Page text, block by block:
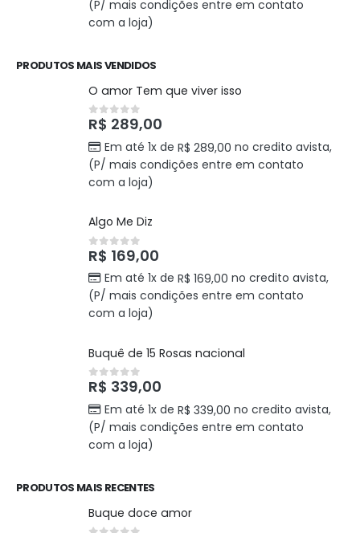
(P/ mais condições entre em contato
com a loja)
PRODUTOS MAIS VENDIDOS
O amor Tem que viver isso
0out of 5
R$ 289,00
Em até 1x de R$ 289,00 no credito avista,
(P/ mais condições entre em contato
com a loja)
Algo Me Diz
0out of 5
R$ 169,00
Em até 1x de R$ 169,00 no credito avista,
(P/ mais condições entre em contato
com a loja)
Buquê de 15 Rosas nacional
0out of 5
R$ 339,00
Em até 1x de R$ 339,00 no credito avista,
(P/ mais condições entre em contato
com a loja)
PRODUTOS MAIS RECENTES
Buque doce amor